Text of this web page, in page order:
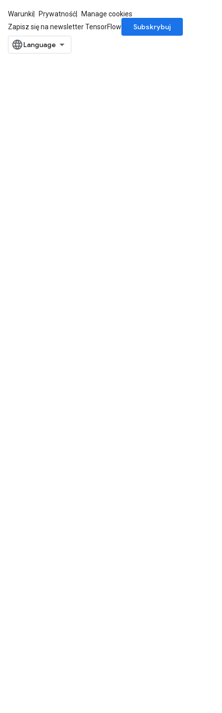
Warunki Prywatność
Manage cookies
Zapisz się na newsletter TensorFlow
Subskrybuj